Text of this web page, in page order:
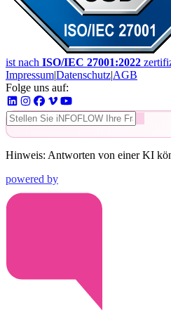
ist nach ISO/IEC 27001:2022
Impressum|Datenschutz|AGB
Folge uns auf:
Hinweis: Antworten von einer KI
powered by